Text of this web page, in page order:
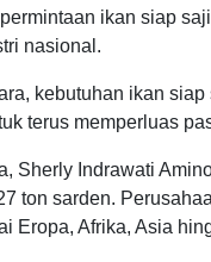
ikan siap
nasional.
kebutuhan ikan siap
terus memperluas
Sherly Indrawati
ton sarden.
Eropa, Afrika, Asia